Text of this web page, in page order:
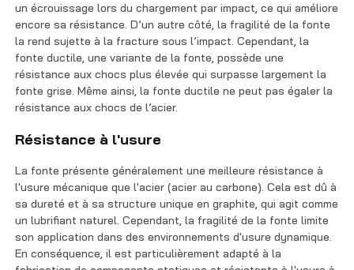
un écrouissage lors du chargement par impact, ce qui améliore
encore sa résistance. D’un autre côté, la fragilité de la fonte
la rend sujette à la fracture sous l’impact. Cependant, la
fonte ductile, une variante de la fonte, possède une
résistance aux chocs plus élevée qui surpasse largement la
fonte grise. Même ainsi, la fonte ductile ne peut pas égaler la
résistance aux chocs de l’acier.
Résistance à l'usure
La fonte présente généralement une meilleure résistance à
l'usure mécanique que l'acier (acier au carbone). Cela est dû à
sa dureté et à sa structure unique en graphite, qui agit comme
un lubrifiant naturel. Cependant, la fragilité de la fonte limite
son application dans des environnements d'usure dynamique.
En conséquence, il est particulièrement adapté à la